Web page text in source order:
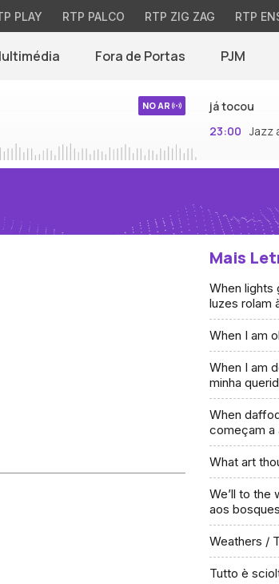
PLAY RTP PALCO RTP ZIG ZAG RTP
Fora de Portas PJM
NO AR
já tocou
23:00 Jazz
Mais
When lights
luzes rolam
When I am
minha
When
começam a
What art
We’ll to the
aos bosques
Weathers /